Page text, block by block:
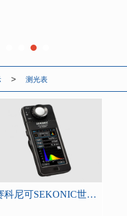
> 测光表
赛科尼可SEKONIC世光照度计C-7000高精准度测表日本原装进口